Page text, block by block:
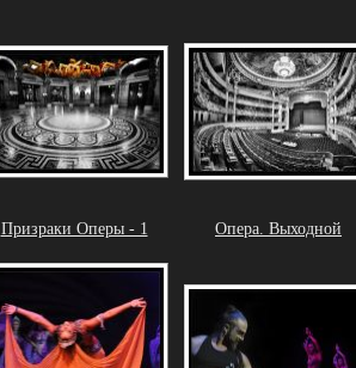
Призраки Оперы - 1 Опера. Выходной